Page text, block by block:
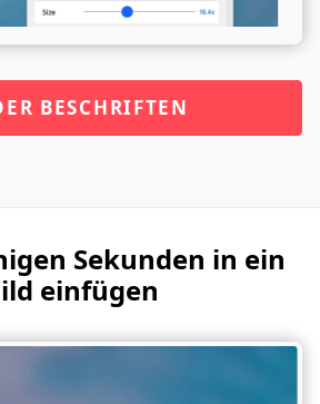
BESCHRIFTEN
Sekunden in ein
einfügen